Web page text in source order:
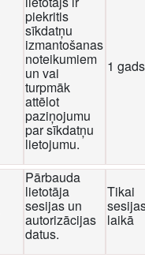
piekritis
sīkdatņu
izmantošanas
noteikumiem
un vai
turpmāk
attēlot
paziņojumu
par sīkdatņu
lietojumu.
1 gads
Pārbauda
lietotāja
sesijas un
autorizācijas
datus.
Tikai
laikā